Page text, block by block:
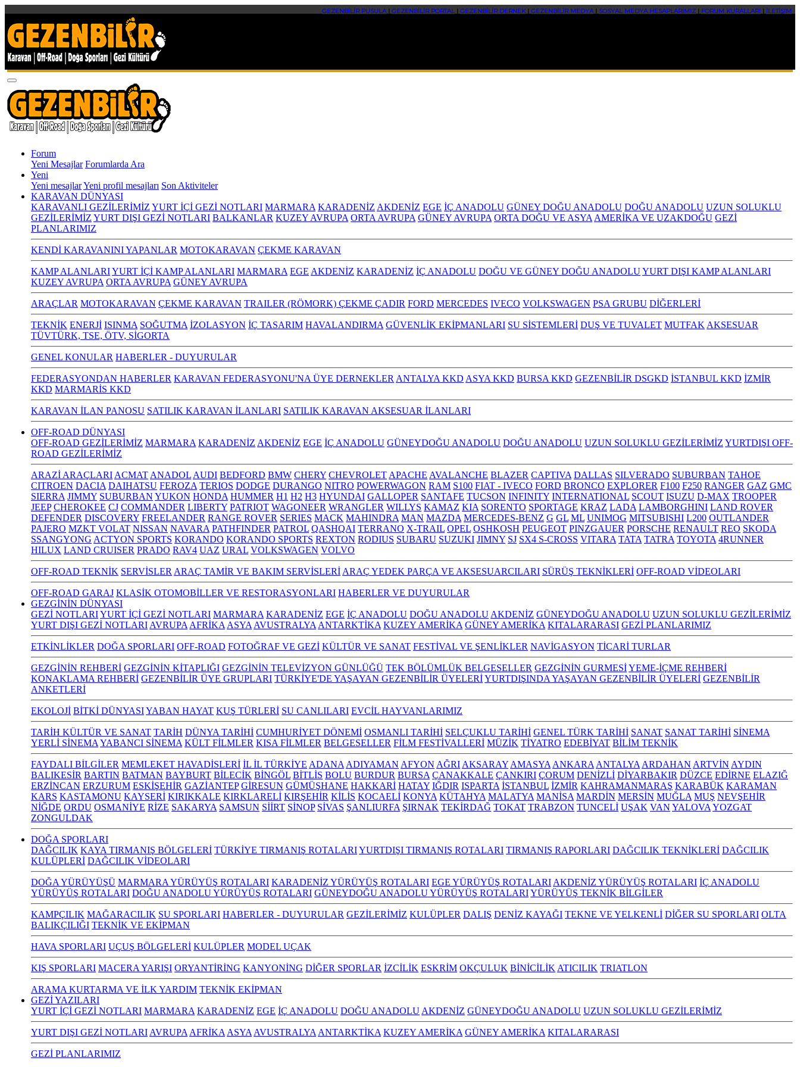
GEZENBİLİR PUSULA| GEZENBİLİR PORTAL| GEZENBİLİR DERNEK| GEZENBİLİR MEDYA| SOSYAL MEDYA HESAPLARIMIZ | FORUM KURALLARI | İLETİŞİM
Forum
Yeni Mesajlar Forumlarda Ara
Yeni
Yeni mesajlarYeni profil mesajları Son Aktiviteler
KARAVAN DÜNYASI
KARAVANLI GEZİLERİMİZ YURT İÇİ GEZİ NOTLARI MARMARA KARADENİZ AKDENİZ EGE İÇ ANADOLU GÜNEY DOĞU ANADOLU DOĞU ANADOLU UZUN SOLUKLU
GEZİLERİMİZ YURT DIŞI GEZİ NOTLARI BALKANLAR KUZEY AVRUPA ORTA AVRUPA GÜNEY AVRUPA ORTA DOĞU VE ASYA AMERİKA VE UZAKDOĞU GEZİ
PLANLARIMIZ
KENDİ KARAVANINI YAPANLAR MOTOKARAVAN ÇEKME KARAVAN
KAMP ALANLARIYURT İÇİ KAMP ALANLARI MARMARA EGE AKDENİZ KARADENİZ İÇ ANADOLU DOĞU VE GÜNEY DOĞU ANADOLUYURT DIŞI KAMP ALANLARI
KUZEY AVRUPA ORTA AVRUPA GÜNEY AVRUPA
ARAÇLAR MOTOKARAVAN ÇEKME KARAVAN TRAILER (RÖMORK) ÇEKME ÇADIR FORD MERCEDES IVECO VOLKSWAGEN PSA GRUBU DİĞERLERİ
TEKNİK ENERJİ ISINMA SOĞUTMA İZOLASYON İÇ TASARIM HAVALANDIRMA GÜVENLİK EKİPMANLARI SU SİSTEMLERİ DUŞ VE TUVALET MUTFAK AKSESUAR
TÜVTÜRK, TSE, ÖTV, SİGORTA
GENEL KONULAR HABERLER - DUYURULAR
FEDERASYONDAN HABERLER KARAVAN FEDERASYONU'NA ÜYE DERNEKLER ANTALYA KKD ASYA KKD BURSA KKD GEZENBİLİR DSGKD İSTANBUL KKD İZMİR
KKD MARMARİS KKD
KARAVAN İLAN PANOSU SATILIK KARAVAN İLANLARI SATILIK KARAVAN AKSESUAR İLANLARI
OFF-ROAD DÜNYASI
OFF-ROAD GEZİLERİMİZ MARMARA KARADENİZ AKDENİZ EGE İÇ ANADOLU GÜNEYDOĞU ANADOLU DOĞU ANADOLU UZUN SOLUKLU GEZİLERİMİZ YURTDIŞI OFF-
ROAD GEZİLERİMİZ
ARAZİ ARAÇLARI ACMAT ANADOL AUDI BEDFORD BMW CHERY CHEVROLET APACHE AVALANCHE BLAZER CAPTIVA DALLAS SILVERADO SUBURBAN TAHOE
CITROEN DACIA DAIHATSU FEROZA TERIOS DODGE DURANGO NITRO POWERWAGON RAM S100 FIAT - IVECO FORD BRONCO EXPLORER F100 F250 RANGER GAZ GMC
SIERRA JIMMY SUBURBAN YUKON HONDA HUMMER H1 H2 H3 HYUNDAI GALLOPER SANTAFE TUCSON INFINITY INTERNATIONAL SCOUT ISUZU D-MAX TROOPER
JEEP CHEROKEE CJ COMMANDER LIBERTY PATRIOT WAGONEER WRANGLER WILLYS KAMAZ KIA SORENTO SPORTAGE KRAZ LADA LAMBORGHINI LAND ROVER
DEFENDER DISCOVERY FREELANDER RANGE ROVER SERIES MACK MAHINDRA MAN MAZDA MERCEDES-BENZ G GL ML UNIMOG MITSUBISHI L200 OUTLANDER
PAJERO MZKT VOLAT NISSAN NAVARA PATHFINDER PATROL QASHQAI TERRANO X-TRAIL OPEL OSHKOSH PEUGEOT PINZGAUER PORSCHE RENAULT REO SKODA
SSANGYONG ACTYON SPORTS KORANDO KORANDO SPORTS REXTON RODIUS SUBARU SUZUKI JIMNY SJ SX4 S-CROSS VITARA TATA TATRA TOYOTA 4RUNNER
HILUX LAND CRUISER PRADO RAV4 UAZ URAL VOLKSWAGEN VOLVO
OFF-ROAD TEKNİK SERVİSLER ARAÇ TAMİR VE BAKIM SERVİSLERİ ARAÇ YEDEK PARÇA VE AKSESUARCILARI SÜRÜŞ TEKNİKLERİ OFF-ROAD VİDEOLARI
OFF-ROAD GARAJ KLASİK OTOMOBİLLER VE RESTORASYONLARI HABERLER VE DUYURULAR
GEZGİNİN DÜNYASI
GEZİ NOTLARIYURT İÇİ GEZİ NOTLARI MARMARA KARADENİZ EGE İÇ ANADOLU DOĞU ANADOLU AKDENİZ GÜNEYDOĞU ANADOLU UZUN SOLUKLU GEZİLERİMİZ
YURT DIŞI GEZİ NOTLARI AVRUPA AFRİKA ASYA AVUSTRALYA ANTARKTİKA KUZEY AMERİKA GÜNEY AMERİKA KITALARARASI GEZİ PLANLARIMIZ
ETKİNLİKLER DOĞA SPORLARI OFF-ROAD FOTOĞRAF VE GEZİ KÜLTÜR VE SANAT FESTİVAL VE ŞENLİKLER NAVİGASYON TİCARİ TURLAR
GEZGİNİN REHBERİ GEZGİNİN KİTAPLIĞI GEZGİNİN TELEVİZYON GÜNLÜĞÜ TEK BÖLÜMLÜK BELGESELLER GEZGİNİN GURMESİYEME-İÇME REHBERİ
KONAKLAMA REHBERİ GEZENBİLİR ÜYE GRUPLARI TÜRKİYE'DE YAŞAYAN GEZENBİLİR ÜYELERİYURTDIŞINDA YAŞAYAN GEZENBİLİR ÜYELERİ GEZENBİLİR
ANKETLERİ
EKOLOJİ BİTKİ DÜNYASIYABAN HAYAT KUŞ TÜRLERİ SU CANLILARI EVCİL HAYVANLARIMIZ
TARİH KÜLTÜR VE SANAT TARİH DÜNYA TARİHİ CUMHURİYET DÖNEMİ OSMANLI TARİHİ SELÇUKLU TARİHİ GENEL TÜRK TARİHİ SANAT SANAT TARİHİ SİNEMA
YERLİ SİNEMA YABANCI SİNEMA KÜLT FİLMLER KISA FİLMLER BELGESELLER FİLM FESTİVALLERİ MÜZİK TİYATRO EDEBİYAT BİLİM TEKNİK
FAYDALI BİLGİLER MEMLEKET HAVADİSLERİ İL İL TÜRKİYE ADANA ADIYAMAN AFYON AĞRI AKSARAY AMASYA ANKARA ANTALYA ARDAHAN ARTVİN AYDIN
BALIKESİR BARTIN BATMAN BAYBURT BİLECİK BİNGÖL BİTLİS BOLU BURDUR BURSA ÇANAKKALE ÇANKIRI ÇORUM DENİZLİ DİYARBAKIR DÜZCE EDİRNE ELAZIĞ
ERZİNCAN ERZURUM ESKİŞEHİR GAZİANTEP GİRESUN GÜMÜŞHANE HAKKARİ HATAY IĞDIR ISPARTA İSTANBUL İZMİR KAHRAMANMARAŞ KARABÜK KARAMAN
KARS KASTAMONU KAYSERİ KIRIKKALE KIRKLARELİ KIRŞEHİR KİLİS KOCAELİ KONYA KÜTAHYA MALATYA MANİSA MARDİN MERSİN MUĞLA MUŞ NEVŞEHİR
NİĞDE ORDU OSMANİYE RİZE SAKARYA SAMSUN SİİRT SİNOP SİVAS ŞANLIURFA ŞIRNAK TEKİRDAĞ TOKAT TRABZON TUNCELİ UŞAK VAN YALOVA YOZGAT
ZONGULDAK
DOĞA SPORLARI
DAĞCILIK KAYA TIRMANIŞ BÖLGELERİ TÜRKİYE TIRMANIŞ ROTALARIYURTDIŞI TIRMANIŞ ROTALARI TIRMANIŞ RAPORLARI DAĞCILIK TEKNİKLERİ DAĞCILIK
KULÜPLERİ DAĞCILIK VİDEOLARI
DOĞA YÜRÜYÜŞÜ MARMARA YÜRÜYÜŞ ROTALARI KARADENİZ YÜRÜYÜŞ ROTALARI EGE YÜRÜYÜŞ ROTALARI AKDENİZ YÜRÜYÜŞ ROTALARI İÇ ANADOLU
YÜRÜYÜŞ ROTALARI DOĞU ANADOLU YÜRÜYÜŞ ROTALARI GÜNEYDOĞU ANADOLU YÜRÜYÜŞ ROTALARIYÜRÜYÜŞ TEKNİK BİLGİLER
KAMPÇILIK MAĞARACILIK SU SPORLARI HABERLER - DUYURULAR GEZİLERİMİZ KULÜPLER DALIŞ DENİZ KAYAĞI TEKNE VE YELKENLİ DİĞER SU SPORLARI OLTA
BALIKÇILIĞI TEKNİK VE EKİPMAN
HAVA SPORLARI UÇUŞ BÖLGELERİ KULÜPLER MODEL UÇAK
KIŞ SPORLARI MACERA YARIŞI ORYANTİRİNG KANYONİNG DİĞER SPORLAR İZCİLİK ESKRİM OKÇULUK BİNİCİLİK ATICILIK TRIATLON
ARAMA KURTARMA VE İLK YARDIM TEKNİK EKİPMAN
GEZİ YAZILARI
YURT İÇİ GEZİ NOTLARI MARMARA KARADENİZ EGE İÇ ANADOLU DOĞU ANADOLU AKDENİZ GÜNEYDOĞU ANADOLU UZUN SOLUKLU GEZİLERİMİZ
YURT DIŞI GEZİ NOTLARI AVRUPA AFRİKA ASYA AVUSTRALYA ANTARKTİKA KUZEY AMERİKA GÜNEY AMERİKA KITALARARASI
GEZİ PLANLARIMIZ